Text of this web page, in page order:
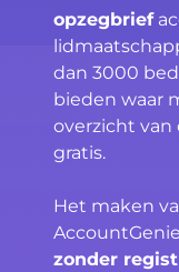
opzegbrief
dan 3000
bieden waar
overzicht van
gratis.
Het maken
zonder